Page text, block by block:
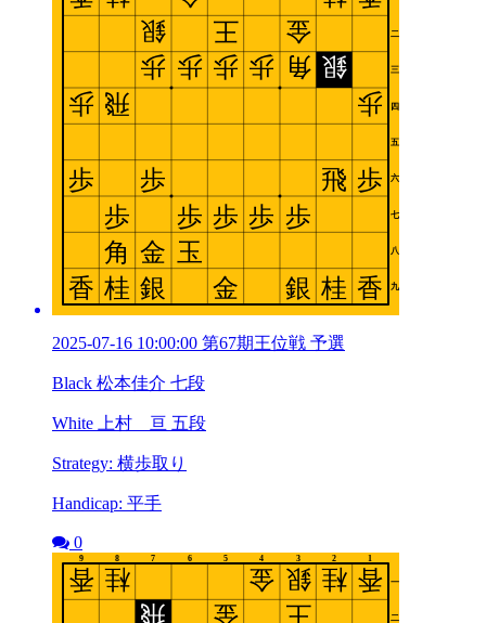
2025-07-16 10:00:00 第67期王位戦 予選
Black 松本佳介 七段
White 上村 亘 五段
Strategy: 横歩取り
Handicap: 平手
0